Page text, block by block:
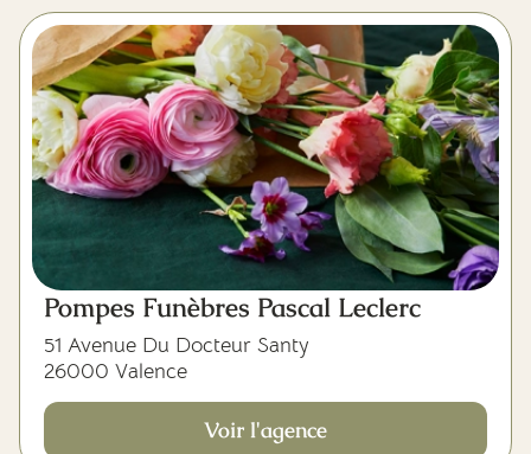
Pompes Funèbres Pascal Leclerc
51 Avenue Du Docteur Santy
26000 Valence
Voir l'agence